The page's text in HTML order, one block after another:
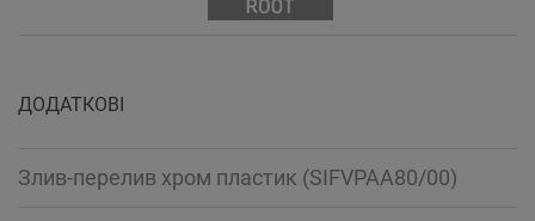
ДОДАТКОВІ
Злив-перелив хром пластик (SIFVPAA80/00)